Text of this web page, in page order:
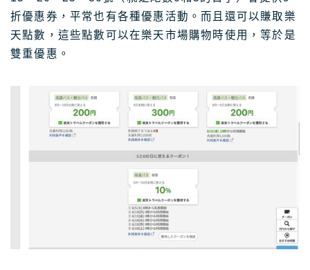
折優惠券，平常也有各種優惠活動。而且還可以賺取樂
天點數，這些點數可以在樂天市場購物時使用，等於是
雙重優惠。